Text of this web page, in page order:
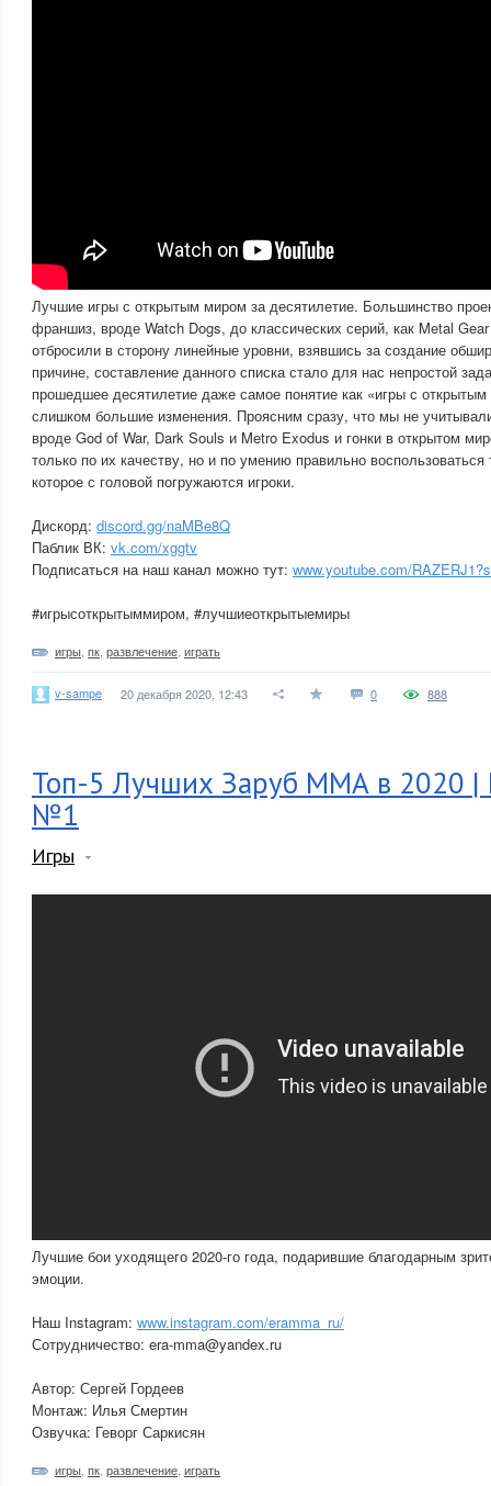
Лучшие игры с открытым миром за десятилетие. Большинство
франшиз, вроде Watch Dogs, до классических серий, как Metal
отбросили в сторону линейные уровни, взявшись за создание
причине, составление данного списка стало для нас непростой
прошедшее десятилетие даже самое понятие как «игры с
слишком большие изменения. Проясним сразу, что мы не
вроде God of War, Dark Souls и Metro Exodus и гонки в открытом
только по их качеству, но и по умению правильно
которое с головой погружаются игроки.
Дискорд: discord.gg/naMBe8Q
Паблик ВК: vk.com/xggtv
Подписаться на наш канал можно тут: www.youtube.com/
#игрысоткрытыммиром, #лучшиеоткрытыемиры
игры пк развлечение играть
v-sampe 20 декабря 2020, 12:43 0 888
Топ-5 Лучших Заруб ММА в 2020 |
№1
Игры
Лучшие бои уходящего 2020-го года, подарившие благодарным
эмоции.
Наш Instagram: www.instagram.com/eramma_ru/
Сотрудничество: era-mma@yandex.ru
Автор: Сергей Гордеев
Монтаж: Илья Смертин
Озвучка: Геворг Саркисян
игры пк развлечение играть